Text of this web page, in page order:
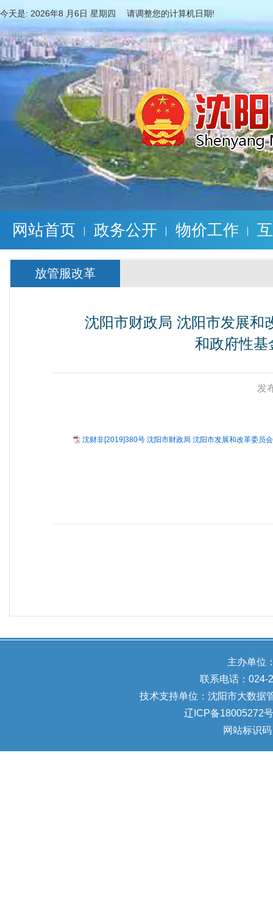
今天是: 2026年8 月6日 星期四 请调整您的计算机日期!
网站首页 政务公开 物价工作
放管服改革
沈阳市财政局 沈阳市发展和
和政府性基
发
沈财非[2019]380号 沈阳市财政局 沈阳市发展和改革委员